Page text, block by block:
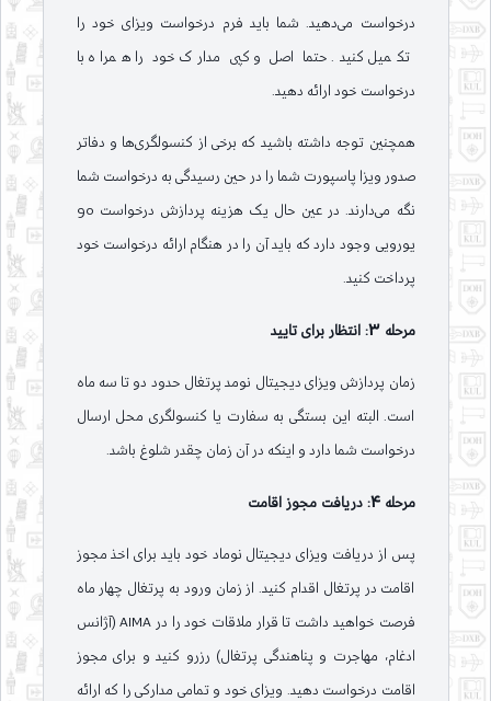
درخواست می‌دهید. شما باید فرم درخواست ویزای خود را
تکمیل کنید. حتما اصل و کپی مدارک خود را همراه با
درخواست خود ارائه دهید.
همچنین توجه داشته باشید که برخی از کنسولگری‌ها و دفاتر
صدور ویزا پاسپورت شما را در حین رسیدگی به درخواست شما
نگه می‌دارند. در عین حال یک هزینه پردازش درخواست 90
یورویی وجود دارد که باید آن را در هنگام ارائه درخواست خود
پرداخت کنید.
مرحله 3: انتظار برای تایید
زمان پردازش ویزای دیجیتال نومد پرتغال حدود دو تا سه ماه
است. البته این بستگی به سفارت یا کنسولگری محل ارسال
درخواست شما دارد و اینکه در آن زمان چقدر شلوغ باشد.
مرحله 4: دریافت مجوز اقامت
پس از دریافت ویزای دیجیتال نوماد خود باید برای اخذ مجوز
اقامت در پرتغال اقدام کنید. از زمان ورود به پرتغال چهار ماه
فرصت خواهید داشت تا قرار ملاقات خود را در AIMA (آژانس
ادغام، مهاجرت و پناهندگی پرتغال) رزرو کنید و برای مجوز
اقامت درخواست دهید. ویزای خود و تمامی مدارکی را که ارائه